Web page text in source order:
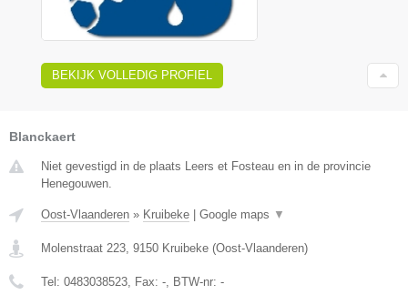
BEKIJK VOLLEDIG PROFIEL
Blanckaert
Niet gevestigd in de plaats Leers et Fosteau en in de provincie
Henegouwen.
Oost-Vlaanderen » Kruibeke Google maps ▼
Molenstraat 223 9150 Kruibeke (Oost-Vlaanderen)
Tel: 0483038523 , Fax: - , BTW-nr: -